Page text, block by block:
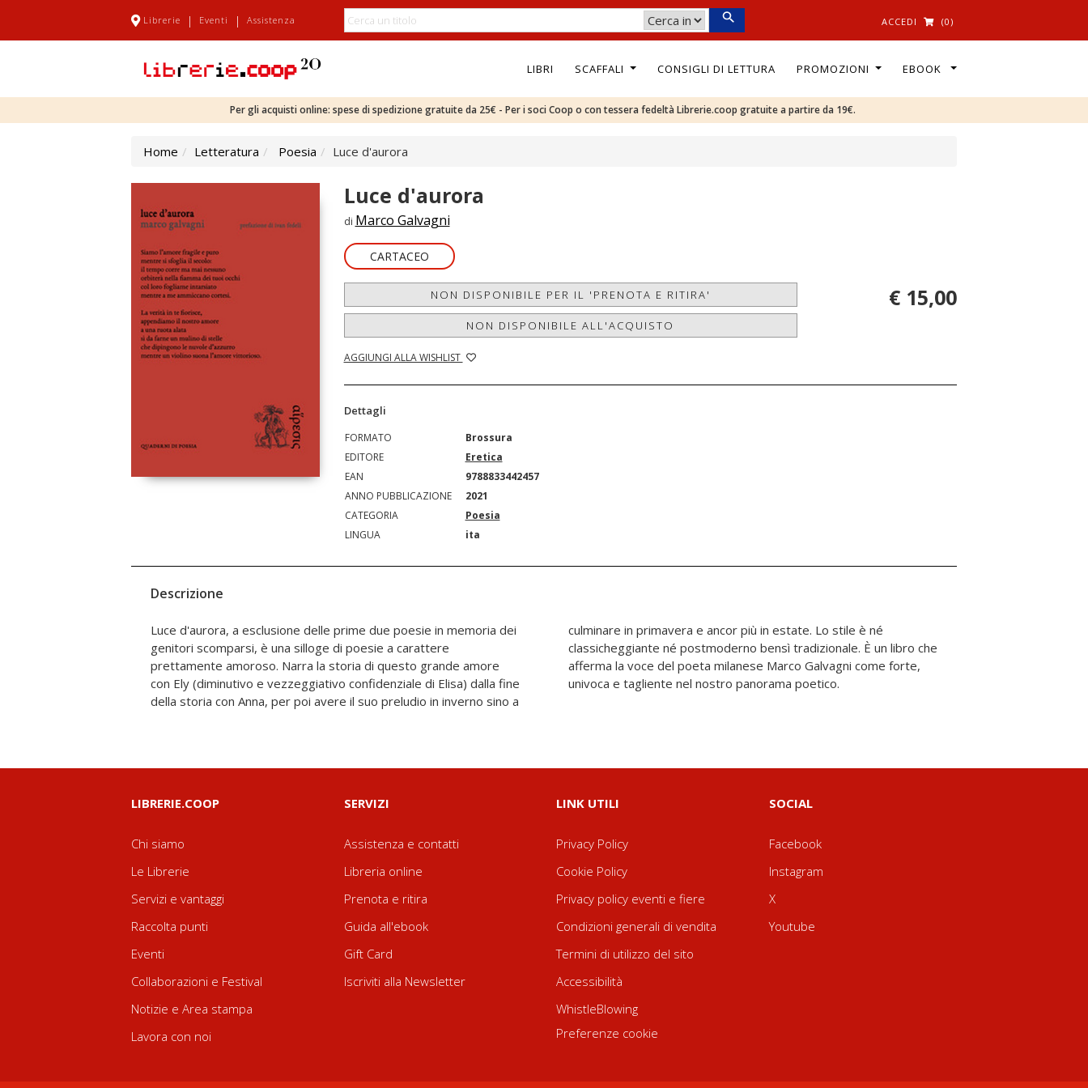
Librerie | Eventi | Assistenza ACCEDI (0)
LIBRI SCAFFALI CONSIGLI DI LETTURA PROMOZIONI EBOOK
Per gli acquisti online: spese di spedizione gratuite da 25€ - Per i soci Coop o con tessera fedeltà Librerie.coop gratuite a partire da 19€.
Home Letteratura Poesia Luce d'aurora
Luce d'aurora
di Marco Galvagni
CARTACEO
NON DISPONIBILE PER IL 'PRENOTA E RITIRA'
NON DISPONIBILE ALL'ACQUISTO
AGGIUNGI ALLA WISHLIST
€ 15,00
Dettagli
FORMATO
Brossura
EDITORE
Eretica
EAN
9788833442457
ANNO PUBBLICAZIONE
2021
CATEGORIA
Poesia
LINGUA
ita
Descrizione
Luce d'aurora, a esclusione delle prime due poesie in memoria dei
genitori scomparsi, è una silloge di poesie a carattere
prettamente amoroso. Narra la storia di questo grande amore
con Ely (diminutivo e vezzeggiativo confidenziale di Elisa) dalla fine
della storia con Anna, per poi avere il suo preludio in inverno sino a
culminare in primavera e ancor più in estate. Lo stile è né
classicheggiante né postmoderno bensì tradizionale. È un libro che
afferma la voce del poeta milanese Marco Galvagni come forte,
univoca e tagliente nel nostro panorama poetico.
LIBRERIE.COOP
Chi siamo
Le Librerie
Servizi e vantaggi
Raccolta punti
Eventi
Collaborazioni e Festival
Notizie e Area stampa
Lavora con noi
SERVIZI
Assistenza e contatti
Libreria online
Prenota e ritira
Guida all'ebook
Gift Card
Iscriviti alla Newsletter
LINK UTILI
Privacy Policy
Cookie Policy
Privacy policy eventi e fiere
Condizioni generali di vendita
Termini di utilizzo del sito
Accessibilità
WhistleBlowing
Preferenze cookie
SOCIAL
Facebook
Instagram
X
Youtube